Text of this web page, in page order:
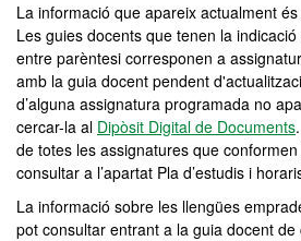
La informació que apareix actualment
Les guies docents que tenen la
entre parèntesi corresponen a
amb la guia docent pendent
d’alguna assignatura programada no
cercar-la al Dipòsit Digital de Documents
de totes les assignatures que
consultar a l’apartat Pla d’estudis i
La informació sobre les llengües
pot consultar entrant a la guia docent